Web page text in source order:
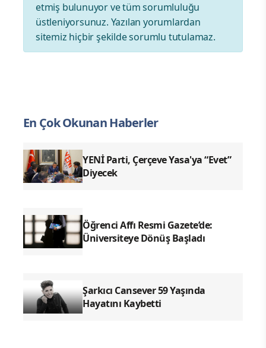
etmiş bulunuyor ve tüm sorumluluğu
üstleniyorsunuz. Yazılan yorumlardan
sitemiz hiçbir şekilde sorumlu tutulamaz.
En Çok Okunan Haberler
YENİ Parti, Çerçeve Yasa'ya “Evet”
Diyecek
Öğrenci Affı Resmi Gazete’de:
Üniversiteye Dönüş Başladı
Şarkıcı Cansever 59 Yaşında
Hayatını Kaybetti